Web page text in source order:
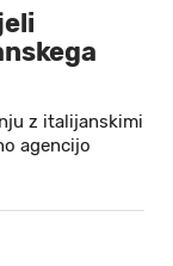
z italijanskimi
agencijo